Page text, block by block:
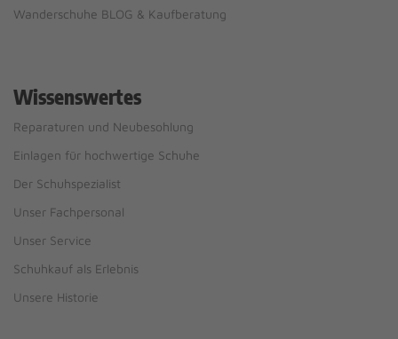
Wanderschuhe BLOG & Kaufberatung
Wissenswertes
Reparaturen und Neubesohlung
Einlagen für hochwertige Schuhe
Der Schuhspezialist
Unser Fachpersonal
Unser Service
Schuhkauf als Erlebnis
Unsere Historie